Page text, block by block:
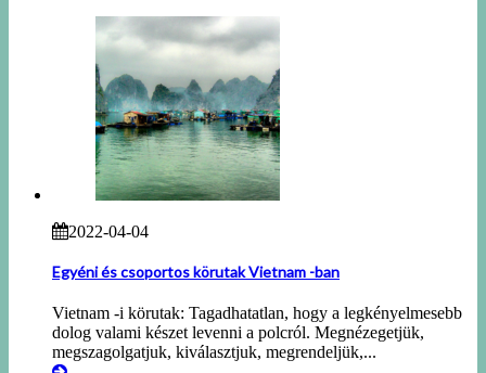
2022-04-04
Egyéni és csoportos körutak Vietnam -ban
Vietnam -i körutak: Tagadhatatlan, hogy a legkényelmesebb
dolog valami készet levenni a polcról. Megnézegetjük,
megszagolgatjuk, kiválasztjuk, megrendeljük,...